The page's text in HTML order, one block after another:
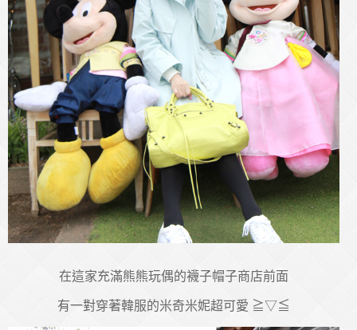
在這家充滿熊熊玩偶的襪子帽子商店前面
有一對穿著韓服的米奇米妮超可愛 ≧▽≦